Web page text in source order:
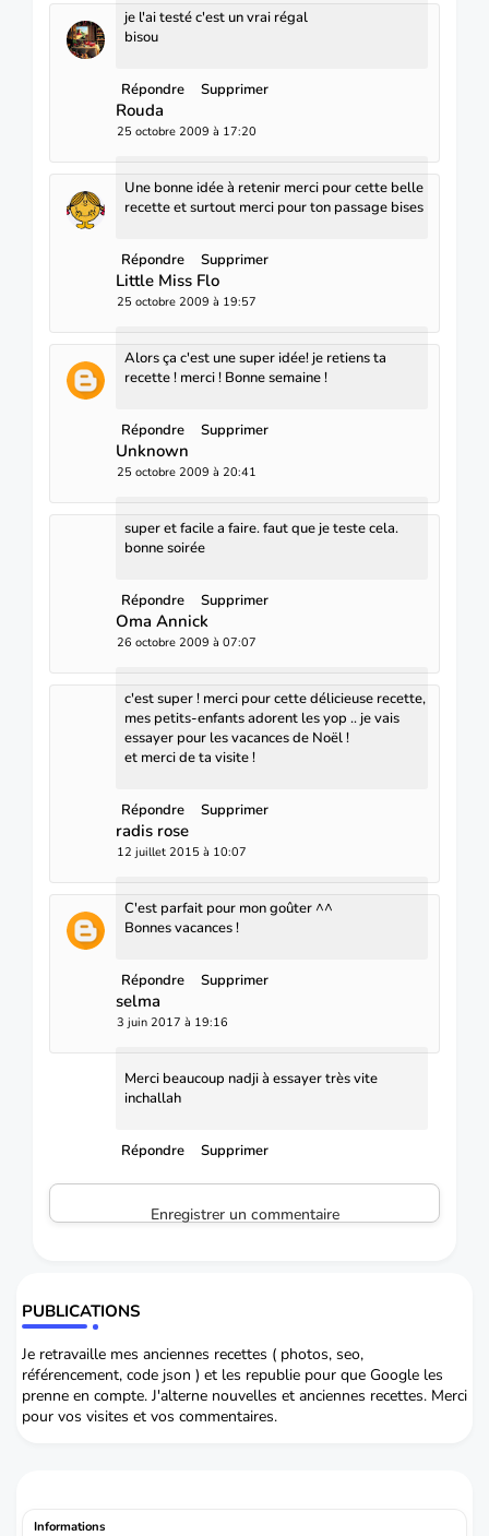
je l'ai testé c'est un vrai régal
bisou
Répondre Supprimer
Rouda
25 octobre 2009 à 17:20
Une bonne idée à retenir merci pour cette belle
recette et surtout merci pour ton passage bises
Répondre Supprimer
Little Miss Flo
25 octobre 2009 à 19:57
Alors ça c'est une super idée! je retiens ta
recette ! merci ! Bonne semaine !
Répondre Supprimer
Unknown
25 octobre 2009 à 20:41
super et facile a faire. faut que je teste cela.
bonne soirée
Répondre Supprimer
Oma Annick
26 octobre 2009 à 07:07
c'est super ! merci pour cette délicieuse recette,
mes petits-enfants adorent les yop .. je vais
essayer pour les vacances de Noël !
et merci de ta visite !
Répondre Supprimer
radis rose
12 juillet 2015 à 10:07
C'est parfait pour mon goûter ^^
Bonnes vacances !
Répondre Supprimer
selma
3 juin 2017 à 19:16
Merci beaucoup nadji à essayer très vite
inchallah
Répondre Supprimer
Enregistrer un commentaire
PUBLICATIONS
Je retravaille mes anciennes recettes ( photos, seo,
référencement, code json ) et les republie pour que Google les
prenne en compte. J'alterne nouvelles et anciennes recettes. Merci
pour vos visites et vos commentaires.
Informations